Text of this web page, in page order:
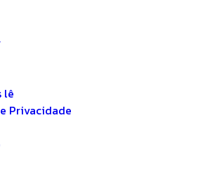
lê
Privacidade